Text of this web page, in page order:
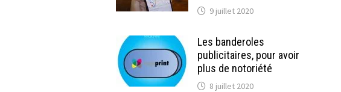
9 juillet 2020
Les banderoles
publicitaires, pour avoir
plus de notoriété
8 juillet 2020